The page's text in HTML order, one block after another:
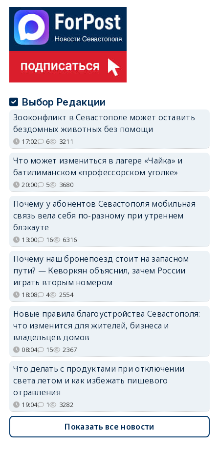
Выбор Редакции
Зооконфликт в Севастополе может оставить
бездомных животных без помощи
17:02 6 3211
Что может измениться в лагере «Чайка» и
батилиманском «профессорском уголке»
20:00 5 3680
Почему у абонентов Севастополя мобильная
связь вела себя по-разному при утреннем
блэкауте
13:00 16 6316
Почему наш бронепоезд стоит на запасном
пути? — Кеворкян объяснил, зачем России
играть вторым номером
18:08 4 2554
Новые правила благоустройства Севастополя:
что изменится для жителей, бизнеса и
владельцев домов
08:04 15 2367
Что делать с продуктами при отключении
света летом и как избежать пищевого
отравления
19:04 1 3282
Показать все новости